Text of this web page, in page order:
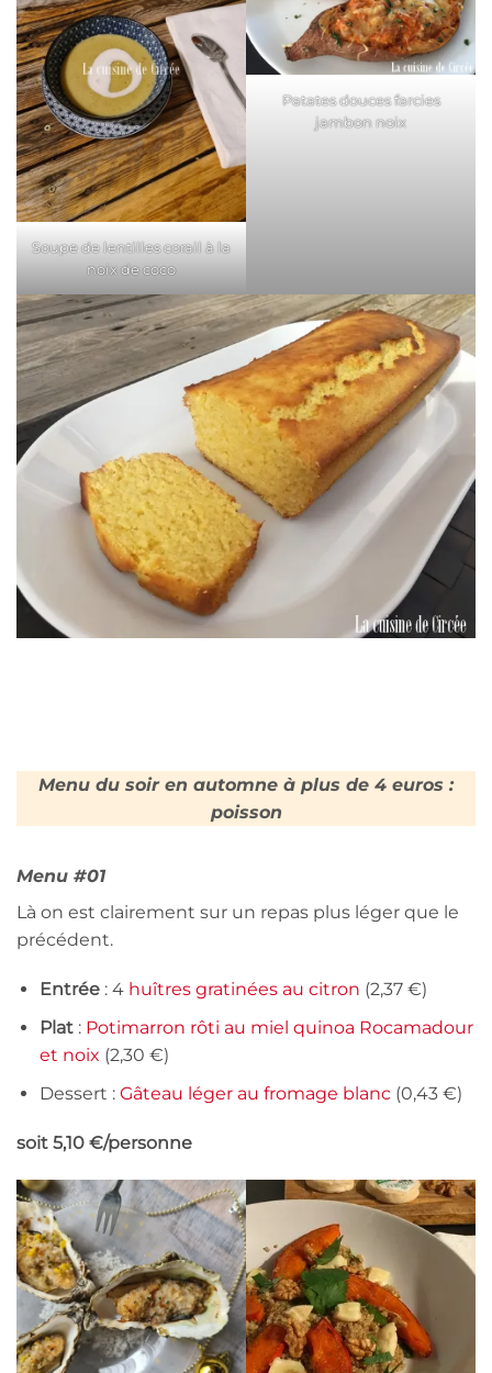
Soupe de lentilles corail à la
noix de coco
Patates douces farcies
jambon noix
Menu du soir en automne à plus de 4 euros :
poisson
Menu #01
Là on est clairement sur un repas plus léger que le
précédent.
Entrée : 4 huîtres gratinées au citron (2,37 €)
Plat : Potimarron rôti au miel quinoa Rocamadour
et noix (2,30 €)
Dessert : Gâteau léger au fromage blanc(0,43 €)
soit 5,10 €/personne